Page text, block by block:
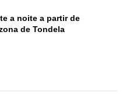
a noite a partir de
de Tondela